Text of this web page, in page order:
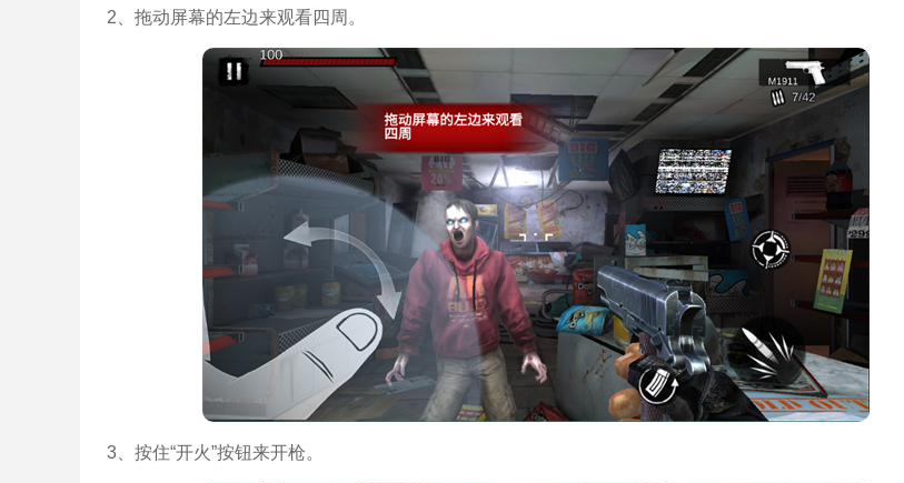
2、拖动屏幕的左边来观看四周。
3、按住“开火”按钮来开枪。